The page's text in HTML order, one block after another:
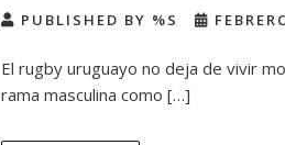
PUBLISHED BY %S
El rugby uruguayo no deja de vivir
rama masculina como […]